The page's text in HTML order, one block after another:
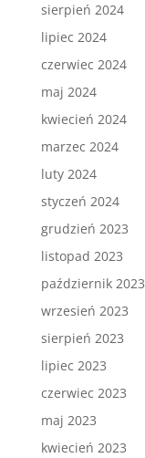
sierpień 2024
lipiec 2024
czerwiec 2024
maj 2024
kwiecień 2024
marzec 2024
luty 2024
styczeń 2024
grudzień 2023
listopad 2023
październik 2023
wrzesień 2023
sierpień 2023
lipiec 2023
czerwiec 2023
maj 2023
kwiecień 2023